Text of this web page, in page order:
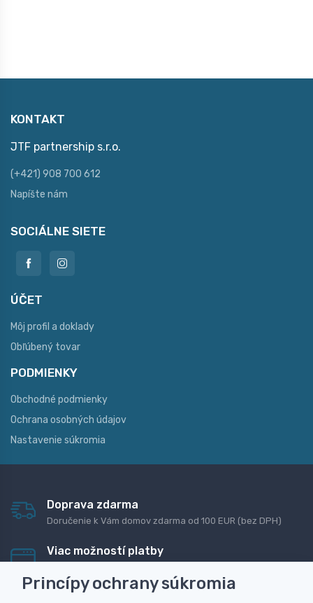
KONTAKT
JTF partnership s.r.o.
(+421) 908 700 612
Napíšte nám
SOCIÁLNE SIETE
ÚČET
Môj profil a doklady
Obľúbený tovar
PODMIENKY
Obchodné podmienky
Ochrana osobných údajov
Nastavenie súkromia
Doprava zdarma
Doručenie k Vám domov zdarma od 100 EUR (bez DPH)
Viac možností platby
dobierku
Princípy ochrany súkromia